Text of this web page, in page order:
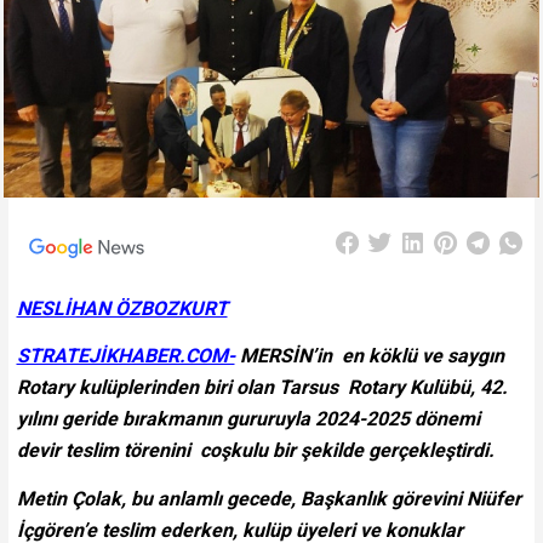
NESLİHAN ÖZBOZKURT
STRATEJİKHABER.COM-MERSİN’in en köklü ve saygın
Rotary kulüplerinden biri olan Tarsus Rotary Kulübü, 42.
yılını geride bırakmanın gururuyla 2024-2025 dönemi
devir teslim törenini coşkulu bir şekilde gerçekleştirdi.
Metin Çolak, bu anlamlı gecede, Başkanlık görevini Niüfer
İçgören’e teslim ederken, kulüp üyeleri ve konuklar